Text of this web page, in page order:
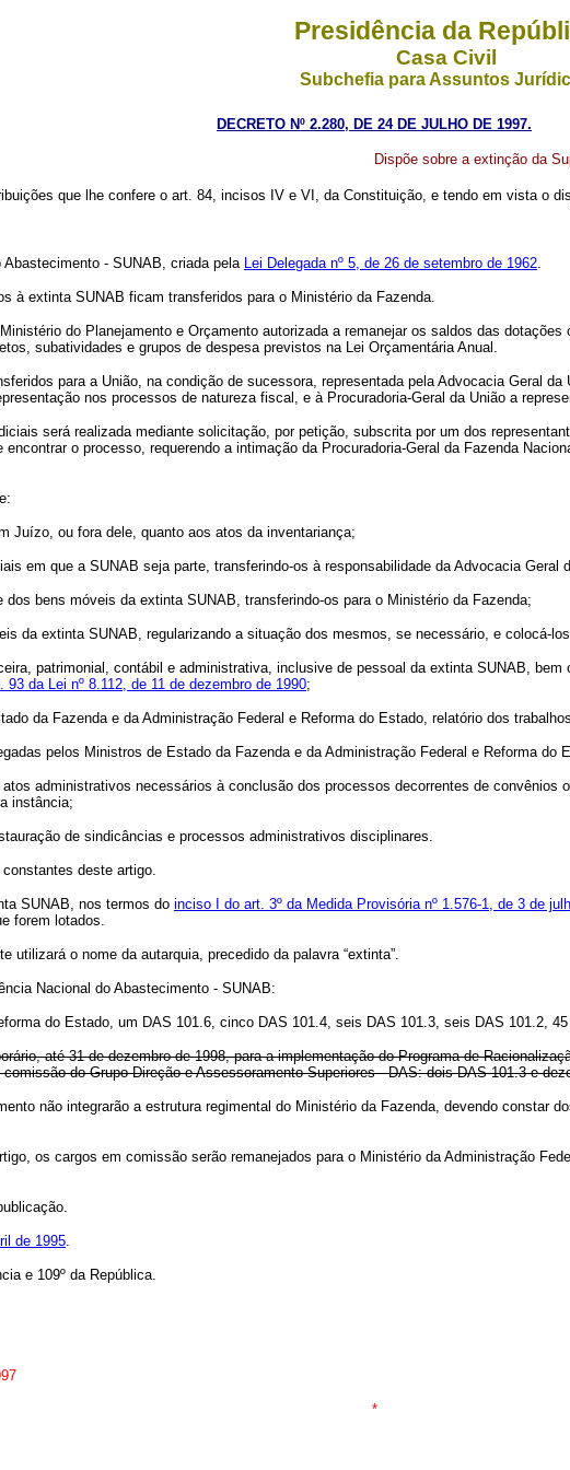
Presidência da
Casa Civil
Subchefia para Assuntos
DECRETO Nº 2.280, DE 24 DE JULHO DE 1997.
Dispõe sobre a extinção da
que lhe confere o art. 84, incisos IV e VI, da Constituição, e tendo em vista o
- SUNAB, criada pela Lei Delegada nº 5, de 26 de setembro de 1962.
extinta SUNAB ficam transferidos para o Ministério da Fazenda.
do Planejamento e Orçamento autorizada a remanejar os saldos das
subatividades e grupos de despesa previstos na Lei Orçamentária Anual.
para a União, na condição de sucessora, representada pela Advocacia Geral
nos processos de natureza fiscal, e à Procuradoria-Geral da União a
será realizada mediante solicitação, por petição, subscrita por um dos
o processo, requerendo a intimação da Procuradoria-Geral da Fazenda
ou fora dele, quanto aos atos da inventariança;
que a SUNAB seja parte, transferindo-os à responsabilidade da Advocacia Geral
bens móveis da extinta SUNAB, transferindo-os para o Ministério da Fazenda;
extinta SUNAB, regularizando a situação dos mesmos, se necessário, e colocá-
patrimonial, contábil e administrativa, inclusive de pessoal da extinta SUNAB, bem
93 da Lei nº 8.112, de 11 de dezembro de 1990;
da Fazenda e da Administração Federal e Reforma do Estado, relatório dos
pelos Ministros de Estado da Fazenda e da Administração Federal e Reforma do
administrativos necessários à conclusão dos processos decorrentes de convênios
instância;
de sindicâncias e processos administrativos disciplinares.
deste artigo.
SUNAB, nos termos do inciso I do art. 3º da Medida Provisória nº 1.576-1, de 3 de
forem lotados.
o nome da autarquia, precedido da palavra “extinta”.
Nacional do Abastecimento - SUNAB:
do Estado, um DAS 101.6, cinco DAS 101.4, seis DAS 101.3, seis DAS 101.2,
até 31 de dezembro de 1998, para a implementação do Programa de
do Grupo-Direção e Assessoramento Superiores - DAS: dois DAS 101.3 e
não integrarão a estrutura regimental do Ministério da Fazenda, devendo constar
os cargos em comissão serão remanejados para o Ministério da Administração
de 1995.
e 109º da República.
*